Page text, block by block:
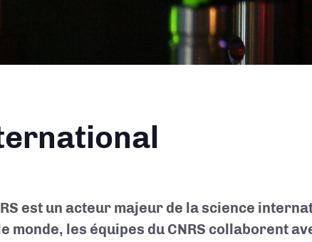
est un acteur majeur de la science
monde, les équipes du CNRS collaborent